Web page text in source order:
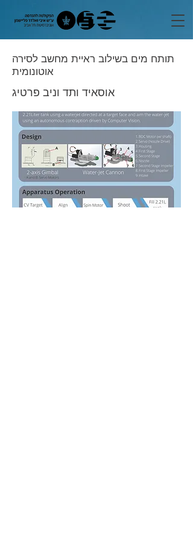
תותח מים בשילוב ראיית מחשב לסירה
אוטונומית
אוסאיד ותד וניב פרטיג